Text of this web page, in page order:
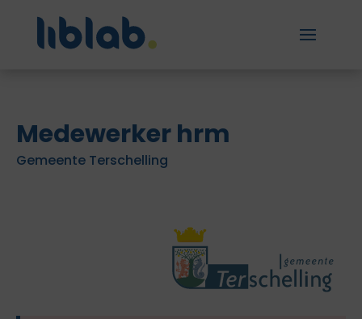
Medewerker hrm
Gemeente Terschelling